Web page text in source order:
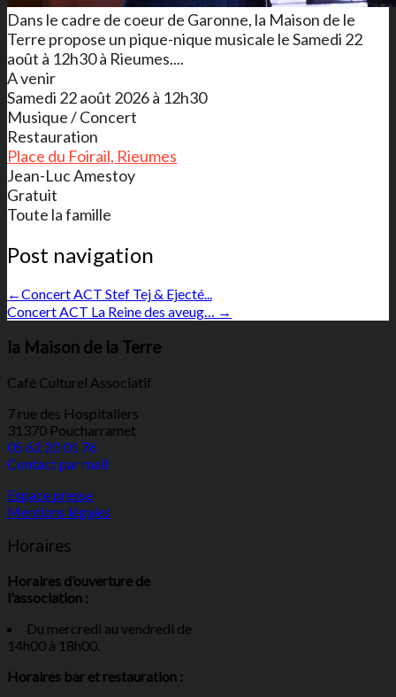
Dans le cadre de coeur de Garonne, la Maison de le
Terre propose un pique-nique musicale le Samedi 22
août à 12h30 à Rieumes....
A venir
Samedi 22 août 2026 à 12h30
Musique / Concert
Restauration
Place du Foirail, Rieumes
Jean-Luc Amestoy
Gratuit
Toute la famille
Post navigation
←Concert ACT Stef Tej & Ejecté...
Concert ACT La Reine des aveug… →
la Maison de la Terre
Café Culturel Associatif
7 rue des Hospitaliers
31370 Poucharramet
05 62 20 01 76
Contact par mail
Espace presse
Mentions légales
Horaires
Horaires d’ouverture de
l'association :
Du mercredi au vendredi de
14h00 à 18h00.
Horaires bar et restauration :